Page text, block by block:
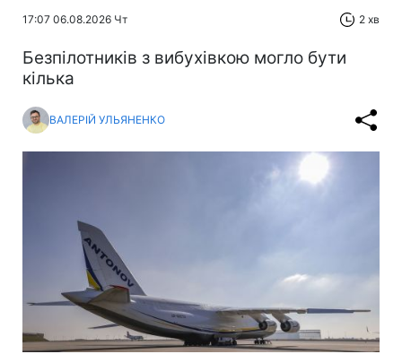
17:07 06.08.2026 Чт 2 хв
Безпілотників з вибухівкою могло бути
кілька
ВАЛЕРІЙ УЛЬЯНЕНКО